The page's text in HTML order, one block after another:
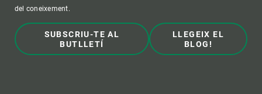
del coneixement.
SUBSCRIU-TE AL
BUTLLETÍ
LLEGEIX EL
BLOG!